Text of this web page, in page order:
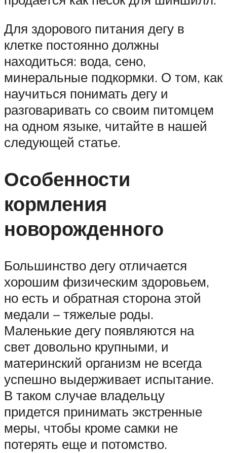
Для здорового питания дегу в
клетке постоянно должны
находиться: вода, сено,
минеральные подкормки. О том, как
научиться понимать дегу и
разговаривать со своим питомцем
на одном языке, читайте в нашей
следующей статье.
Особенности
кормления
новорожденного
Большинство дегу отличается
хорошим физическим здоровьем,
но есть и обратная сторона этой
медали – тяжелые роды.
Маленькие дегу появляются на
свет довольно крупными, и
материнский организм не всегда
успешно выдерживает испытание.
В таком случае владельцу
придется принимать экстренные
меры, чтобы кроме самки не
потерять еще и потомство.